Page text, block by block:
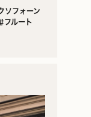
ソフォーン
フルート